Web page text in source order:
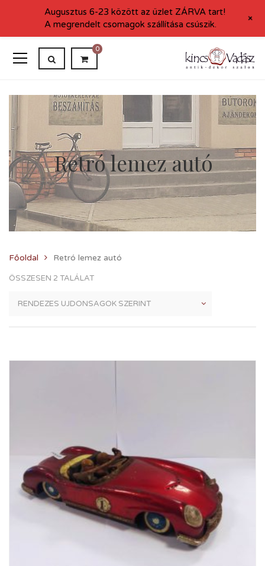
0
Retró lemez autó
Főoldal Retró lemez autó
ÖSSZESEN 2 TALÁLAT
Augusztus 6-23 között az üzlet ZÁRVA tart!
A megrendelt csomagok szállítása csúszik.
+